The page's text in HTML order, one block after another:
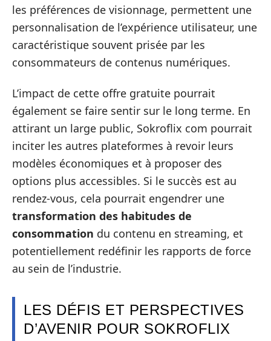
les préférences de visionnage, permettent une
personnalisation de l’expérience utilisateur, une
caractéristique souvent prisée par les
consommateurs de contenus numériques.
L’impact de cette offre gratuite pourrait
également se faire sentir sur le long terme. En
attirant un large public, Sokroflix com pourrait
inciter les autres plateformes à revoir leurs
modèles économiques et à proposer des
options plus accessibles. Si le succès est au
rendez-vous, cela pourrait engendrer une
transformation des habitudes de
consommation du contenu en streaming, et
potentiellement redéfinir les rapports de force
au sein de l’industrie.
LES DÉFIS ET PERSPECTIVES
D’AVENIR POUR SOKROFLIX